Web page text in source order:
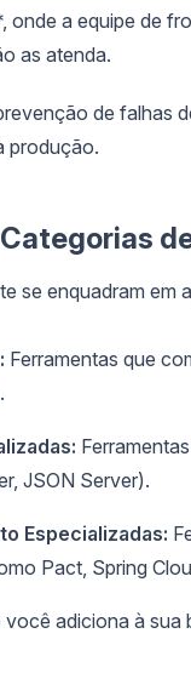
a equipe de
as atenda.
de falhas
produção.
se enquadram em
Ferramentas que
JSON Server).
Especializadas:
Pact, Spring
você adiciona à